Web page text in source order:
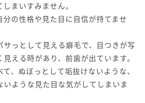
まいすみません。
分の性格や見た目に自信が持てませ
サっとして見える癖毛で、目つきが写
える時があり、前歯が出ています。
、ぬぼっとして垢抜けないような、
いような見た目な気がしてしまいま